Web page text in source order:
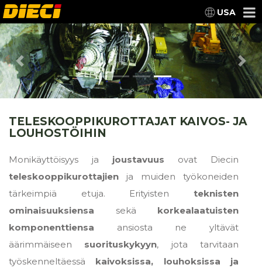
USA
Previous
TELESKOOPPIKUROTTAJAT KAIVOS- JA
LOUHOSTÖIHIN
Monikäyttöisyys ja joustavuus ovat Diecin
teleskooppikurottajien ja muiden työkoneiden
tärkeimpiä etuja. Erityisten teknisten
ominaisuuksiensa sekä korkealaatuisten
komponenttiensa ansiosta ne yltävät
äärimmäiseen suorituskykyyn, jota tarvitaan
työskenneltäessä kaivoksissa, louhoksissa ja